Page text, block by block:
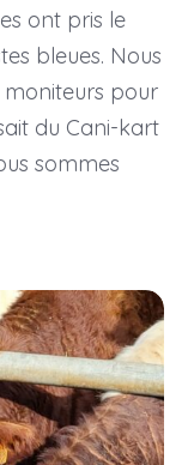
ont pris le
bleues. Nous
pour
du Cani-kart
sommes